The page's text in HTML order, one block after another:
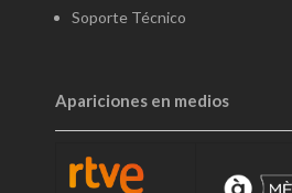
Soporte Técnico
Apariciones en medios